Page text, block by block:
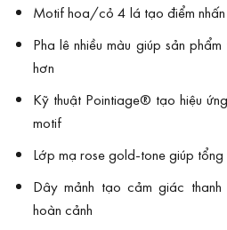
Motif hoa/cỏ 4 lá tạo điểm nhấn
Pha lê nhiều màu giúp sản
hơn
Kỹ thuật Pointiage® tạo hiệu
motif
Lớp mạ rose gold-tone giúp
Dây mảnh tạo cảm giác
hoàn cảnh